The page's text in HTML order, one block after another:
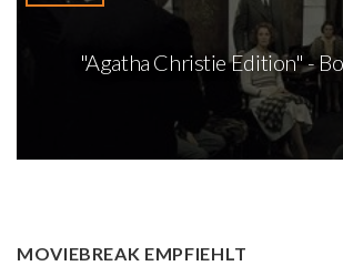
"Agatha Christie Edition" -
MOVIEBREAK EMPFIEHLT